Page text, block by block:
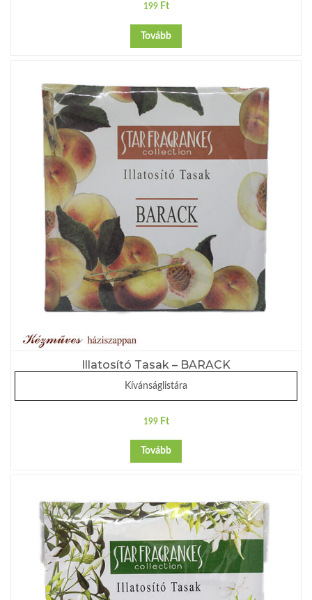
199 Ft
Tovább
Illatosító Tasak – BARACK
Kívánságlistára
199 Ft
Tovább